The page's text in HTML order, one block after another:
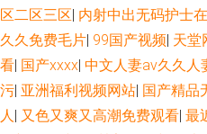
区二区三区| 内射中出无码护士
久久免费毛片| 99国产视频| 天堂
看| 国产xxxx| 中文人妻av久久人
污| 亚洲福利视频网站| 国产精品
人| 又色又爽又高潮免费观看| 最